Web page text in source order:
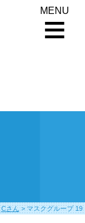
MENU
Cさん > マスクグループ 19